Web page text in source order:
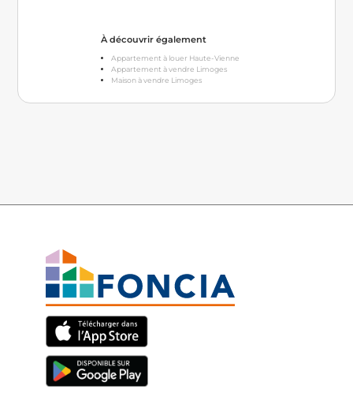
À découvrir également
Appartement à louer Haute-Vienne
Appartement à vendre Limoges
Maison à vendre Limoges